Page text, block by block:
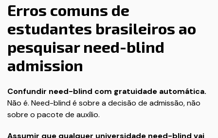
Erros comuns de
estudantes brasileiros ao
pesquisar need-blind
admission
Confundir need-blind com gratuidade automática.
Não é. Need-blind é sobre a decisão de admissão, não
sobre o pacote de auxílio.
Assumir que qualquer universidade need-blind vai